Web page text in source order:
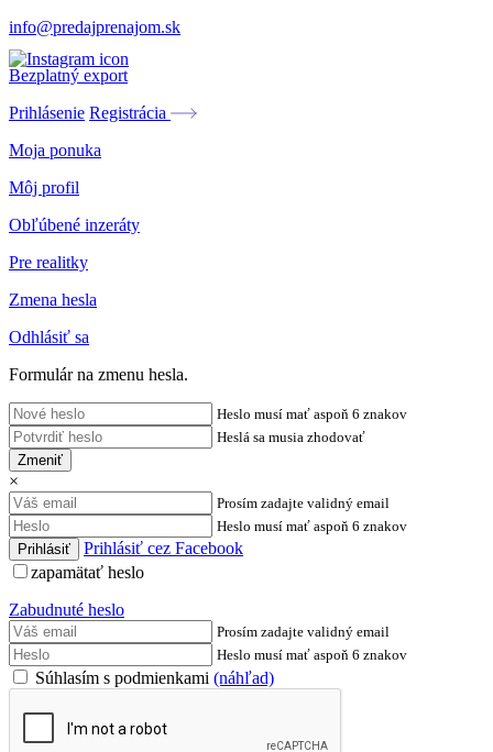
info@predajprenajom.sk
Bezplatný export
Prihlásenie Registrácia
Moja ponuka
Môj profil
Obľúbené inzeráty
Pre realitky
Zmena hesla
Odhlásiť sa
Formulár na zmenu hesla.
Heslo musí mať aspoň 6 znakov
Heslá sa musia zhodovať
Zmeniť
×
Prosím zadajte validný email
Heslo musí mať aspoň 6 znakov
Prihlásiť cez Facebook
zapamätať heslo
Zabudnuté heslo
Prosím zadajte validný email
Heslo musí mať aspoň 6 znakov
Súhlasím s podmienkami (náhľad)